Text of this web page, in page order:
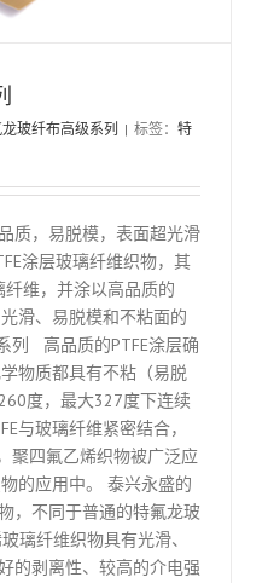
玻纤布高级系列 | 标签： 特
质，易脱模，表面超光滑
涂层玻璃纤维织物，其
维，并涂以高品质的
滑、易脱模和不粘面的
列 高品质的PTFE涂层确
物质都具有不粘（易脱
度，最大327度下连续
与玻璃纤维紧密结合，
聚四氟乙烯织物被广泛应
的应用中。 泰兴永盛的
，不同于普通的特氟龙玻
璃纤维织物具有光滑、
的剥离性、较高的介电强